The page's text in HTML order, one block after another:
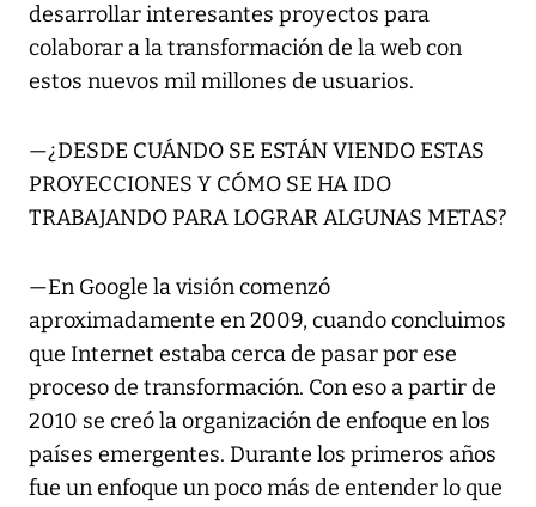
desarrollar interesantes proyectos para
colaborar a la transformación de la web con
estos nuevos mil millones de usuarios.
—¿DESDE CUÁNDO SE ESTÁN VIENDO ESTAS
PROYECCIONES Y CÓMO SE HA IDO
TRABAJANDO PARA LOGRAR ALGUNAS METAS?
—En Google la visión comenzó
aproximadamente en 2009, cuando concluimos
que Internet estaba cerca de pasar por ese
proceso de transformación. Con eso a partir de
2010 se creó la organización de enfoque en los
países emergentes. Durante los primeros años
fue un enfoque un poco más de entender lo que